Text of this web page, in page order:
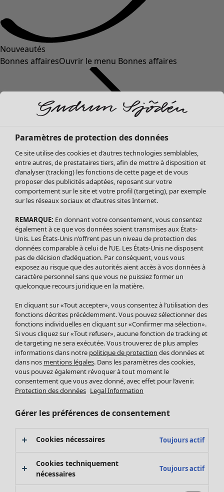
Nouveautés
Bonnes affairesOuvrir le menu Bonnes affaires
Soldes Vêtements
Tous les vêtements
Robes
Tuniques
Blouses
Tops
Gilets
Pantalon
Jupes
Leggings et collants
Accessoires
Chaussures
Vêtements de bain
Basics
Soldes Mobilier
Bonnes affaires déco
Décoration
Textiles
Tapis
Éponge
Paramètres de protection des données
Ce site utilise des cookies et d’autres technologies semblables,
entre autres, de prestataires tiers, afin de mettre à disposition et
d’analyser (tracking) les fonctions de cette page et de vous
proposer des publicités adaptées, reposant sur votre
comportement sur le site et votre profil (targeting), par exemple
sur les réseaux sociaux et d’autres sites Internet.
REMARQUE: En donnant votre consentement, vous consentez
également à ce que vos données soient transmises aux États-
Unis. Les États-Unis n’offrent pas un niveau de protection des
données comparable à celui de l’UE. Les États-Unis ne disposent
pas de décision d’adéquation. Par conséquent, vous vous
exposez au risque que des autorités aient accès à vos données à
caractère personnel sans que vous ne puissiez former un
quelconque recours juridique en la matière.
En cliquant sur «Tout accepter», vous consentez à l’utilisation des
fonctions décrites précédemment. Vous pouvez sélectionner des
fonctions individuelles en cliquant sur «Confirmer ma sélection».
Si vous cliquez sur «Tout refuser», aucune fonction de tracking et
de targeting ne sera exécutée. Vous trouverez de plus amples
informations dans notre politique de protection des données et
dans nos mentions légales. Dans les paramètres des cookies,
vous pouvez également révoquer à tout moment le
consentement que vous avez donné, avec effet pour l’avenir.
Protection des données Legal Information
Gérer les préférences de consentement
Cookies nécessaires Toujours actif
Cookies techniquement
nécessaires
Toujours actif